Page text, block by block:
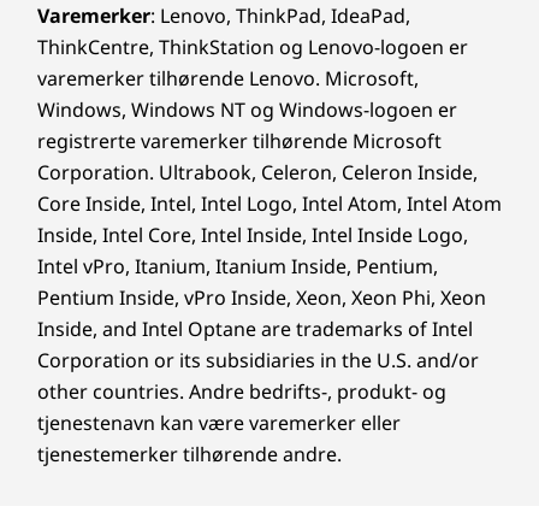
Endre måten du engasjerer og samhandler
med datamaskinen din på med uanstrengt
navigering av IdeaCentre AIO i sin valgfrie
berøringsskjerm. Intuitivt valg, dra og klikk,
gjør navigering til en lek. Og med en vinklet
hengsel som justerer seg fra -5° til 15°, er du
sikker på at du alltid har den optimale
visningsvinkelen i alle høyder og posisjoner.
Varemerker: Lenovo, ThinkPad, IdeaPad,
ThinkCentre, ThinkStation og Lenovo-logoen er
varemerker tilhørende Lenovo. Microsoft,
Windows, Windows NT og Windows-logoen er
registrerte varemerker tilhørende Microsoft
Corporation. Ultrabook, Celeron, Celeron Inside,
Core Inside, Intel, Intel Logo, Intel Atom, Intel Atom
Inside, Intel Core, Intel Inside, Intel Inside Logo,
Intel vPro, Itanium, Itanium Inside, Pentium,
Pentium Inside, vPro Inside, Xeon, Xeon Phi, Xeon
Inside, and Intel Optane are trademarks of Intel
Corporation or its subsidiaries in the U.S. and/or
other countries. Andre bedrifts-, produkt- og
tjenestenavn kan være varemerker eller
tjenestemerker tilhørende andre.